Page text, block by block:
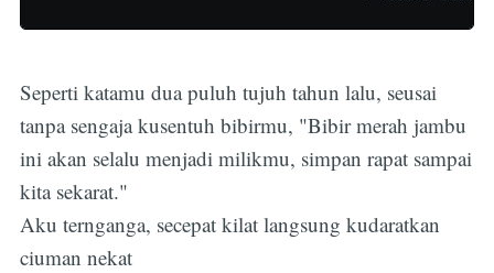
Seperti katamu dua puluh tujuh tahun lalu, seusai
tanpa sengaja kusentuh bibirmu, "Bibir merah jambu
ini akan selalu menjadi milikmu, simpan rapat sampai
kita sekarat."
Aku ternganga, secepat kilat langsung kudaratkan
ciuman nekat